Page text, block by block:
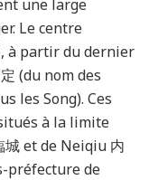
une large
Le centre
à partir du dernier
(du nom des
les Song). Ces
à la limite
et de Neiqiu 内
préfecture de